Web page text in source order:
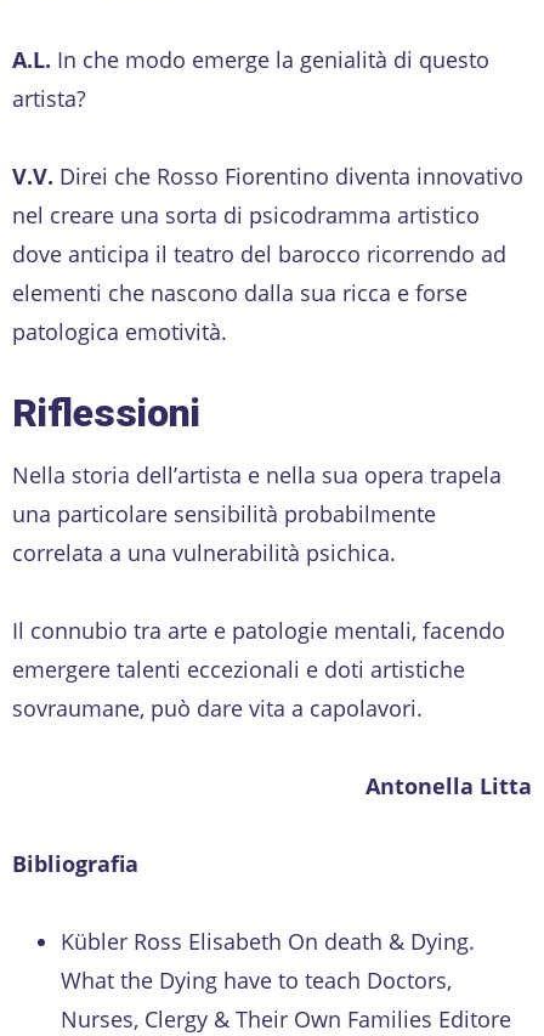
A.L. In che modo emerge la genialità di questo
artista?
V.V. Direi che Rosso Fiorentino diventa innovativo
nel creare una sorta di psicodramma artistico
dove anticipa il teatro del barocco ricorrendo ad
elementi che nascono dalla sua ricca e forse
patologica emotività.
Riflessioni
Nella storia dell’artista e nella sua opera trapela
una particolare sensibilità probabilmente
correlata a una vulnerabilità psichica.
Il connubio tra arte e patologie mentali, facendo
emergere talenti eccezionali e doti artistiche
sovraumane, può dare vita a capolavori.
Antonella Litta
Bibliografia
Kübler Ross Elisabeth On death & Dying.
What the Dying have to teach Doctors,
Nurses, Clergy & Their Own Families Editore